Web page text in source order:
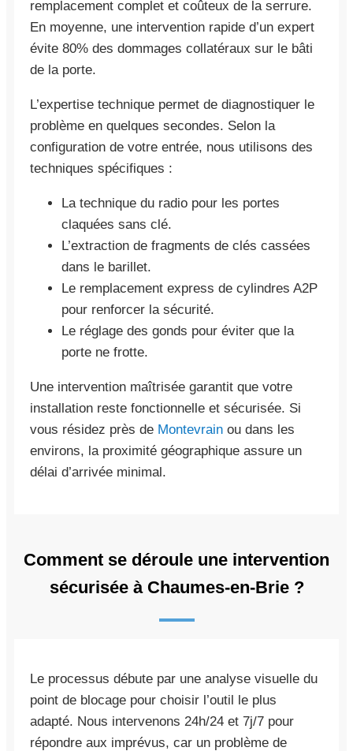
remplacement complet et coûteux de la serrure.
En moyenne, une intervention rapide d’un expert
évite 80% des dommages collatéraux sur le bâti
de la porte.
L’expertise technique permet de diagnostiquer le
problème en quelques secondes. Selon la
configuration de votre entrée, nous utilisons des
techniques spécifiques :
La technique du radio pour les portes
claquées sans clé.
L’extraction de fragments de clés cassées
dans le barillet.
Le remplacement express de cylindres A2P
pour renforcer la sécurité.
Le réglage des gonds pour éviter que la
porte ne frotte.
Une intervention maîtrisée garantit que votre
installation reste fonctionnelle et sécurisée. Si
vous résidez près de Montevrain ou dans les
environs, la proximité géographique assure un
délai d’arrivée minimal.
Comment se déroule une intervention
sécurisée à Chaumes-en-Brie ?
Le processus débute par une analyse visuelle du
point de blocage pour choisir l’outil le plus
adapté. Nous intervenons 24h/24 et 7j/7 pour
répondre aux imprévus, car un problème de